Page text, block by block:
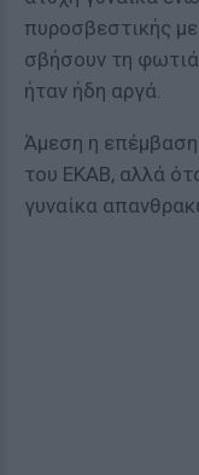
πυροσβεστικής
σβήσουν τη
ήταν ήδη αργά.
Άμεση η επέμβαση
του ΕΚΑΒ, αλλά
γυναίκα